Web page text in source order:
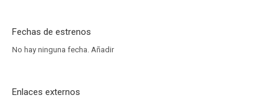
Fechas de estrenos
No hay ninguna fecha. Añadir
Enlaces externos